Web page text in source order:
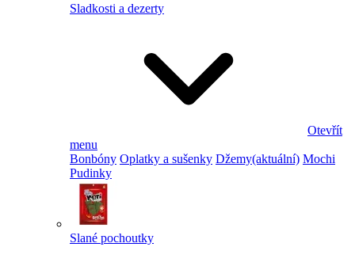
Sladkosti a dezerty
Otevřít
menu
Bonbóny Oplatky a sušenky Džemy(aktuální) Mochi
Pudinky
Slané pochoutky